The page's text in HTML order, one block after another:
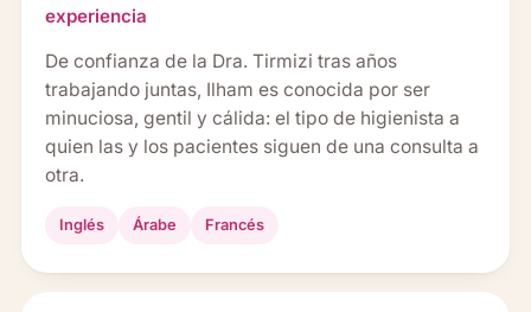
experiencia
De confianza de la Dra. Tirmizi tras años
trabajando juntas, Ilham es conocida por ser
minuciosa, gentil y cálida: el tipo de higienista a
quien las y los pacientes siguen de una consulta a
otra.
Inglés Árabe Francés